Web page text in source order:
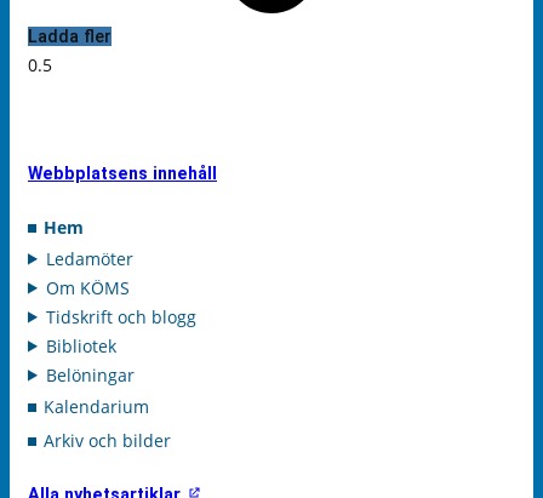
Ladda fler
Webbplatsens innehåll
Hem
Ledamöter
Om KÖMS
Tidskrift och blogg
Bibliotek
Belöningar
Kalendarium
Arkiv och bilder